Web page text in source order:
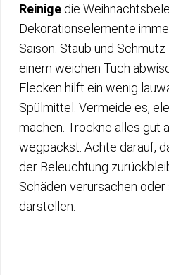
Reinige die
Dekorationselemente
Saison. Staub und
einem weichen Tuch
Flecken hilft ein wenig
Spülmittel. Vermeide es,
machen. Trockne alles gut
wegpackst. Achte darauf,
der Beleuchtung
Schäden verursachen
darstellen.